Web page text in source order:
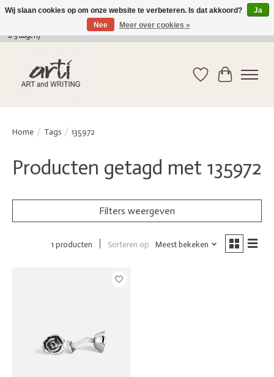
verkoop@arti-artandwriting.be/ +32 (0)471 41 82 41 / GRATIS verzending > 75 euro (2
a 5 dagen)
Verlanglijst
Home / Tags / 135972
Producten getagd met 135972
Filters weergeven
1 producten Sorteren op Meest bekeken
Wij slaan cookies op om onze website te verbeteren. Is dat akkoord?
Ja
Nee
Meer over cookies »